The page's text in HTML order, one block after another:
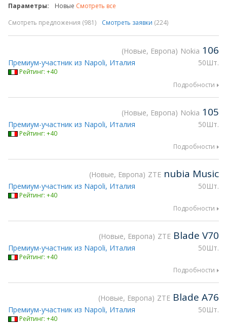
Параметры:
Новые Смотреть все
Смотреть предложения (981)
Смотреть заявки (224)
Новые, Европа Nokia 106
50Шт.
Премиум-участник из Napoli, Италия
Рейтинг: +40
Подробности
Новые, Европа Nokia 105
50Шт.
Премиум-участник из Napoli, Италия
Рейтинг: +40
Подробности
Новые, Европа ZTE nubia Music
50Шт.
Премиум-участник из Napoli, Италия
Рейтинг: +40
Подробности
Новые, Европа ZTE Blade V70
50Шт.
Премиум-участник из Napoli, Италия
Рейтинг: +40
Подробности
Новые, Европа ZTE Blade A76
50Шт.
Премиум-участник из Napoli, Италия
Рейтинг: +40